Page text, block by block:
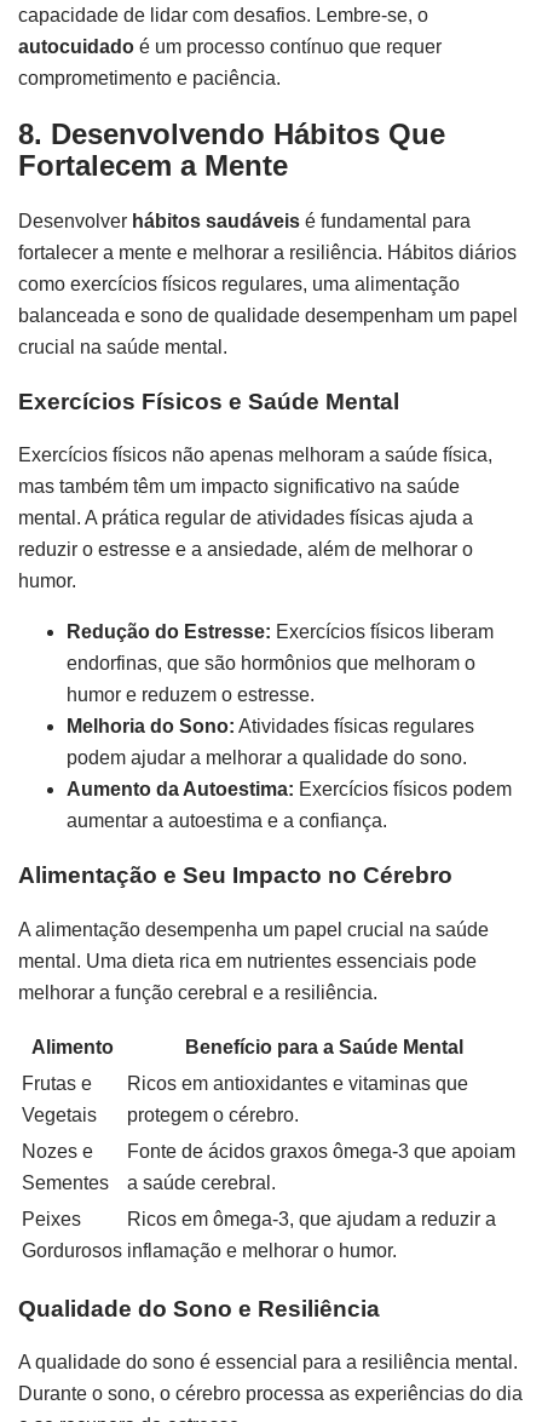
capacidade de lidar com desafios. Lembre-se, o
autocuidado é um processo contínuo que requer
comprometimento e paciência.
8. Desenvolvendo Hábitos Que
Fortalecem a Mente
Desenvolver hábitos saudáveis é fundamental para
fortalecer a mente e melhorar a resiliência. Hábitos diários
como exercícios físicos regulares, uma alimentação
balanceada e sono de qualidade desempenham um papel
crucial na saúde mental.
Exercícios Físicos e Saúde Mental
Exercícios físicos não apenas melhoram a saúde física,
mas também têm um impacto significativo na saúde
mental. A prática regular de atividades físicas ajuda a
reduzir o estresse e a ansiedade, além de melhorar o
humor.
Redução do Estresse: Exercícios físicos liberam
endorfinas, que são hormônios que melhoram o
humor e reduzem o estresse.
Melhoria do Sono: Atividades físicas regulares
podem ajudar a melhorar a qualidade do sono.
Aumento da Autoestima: Exercícios físicos podem
aumentar a autoestima e a confiança.
Alimentação e Seu Impacto no Cérebro
A alimentação desempenha um papel crucial na saúde
mental. Uma dieta rica em nutrientes essenciais pode
melhorar a função cerebral e a resiliência.
Alimento
Benefício para a Saúde Mental
Frutas e
Vegetais
Ricos em antioxidantes e vitaminas que
protegem o cérebro.
Nozes e
Sementes
Fonte de ácidos graxos ômega-3 que apoiam
a saúde cerebral.
Peixes
Gordurosos
Ricos em ômega-3, que ajudam a reduzir a
inflamação e melhorar o humor.
Qualidade do Sono e Resiliência
A qualidade do sono é essencial para a resiliência mental.
Durante o sono, o cérebro processa as experiências do dia